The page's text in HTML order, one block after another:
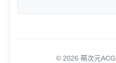
© 2026 萌次元ACG